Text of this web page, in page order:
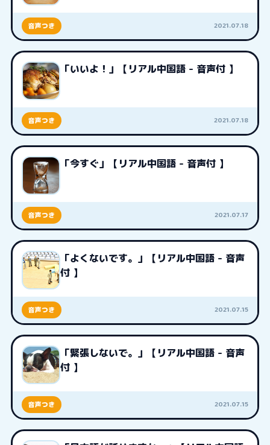
音声つき 2021.07.18
「いいよ！」【リアル中国語 - 音声付 】
音声つき 2021.07.18
「今すぐ」【リアル中国語 - 音声付 】
音声つき 2021.07.17
「よくないです。」【リアル中国語 - 音声
付 】
音声つき 2021.07.15
「緊張しないで。」【リアル中国語 - 音声
付 】
音声つき 2021.07.15